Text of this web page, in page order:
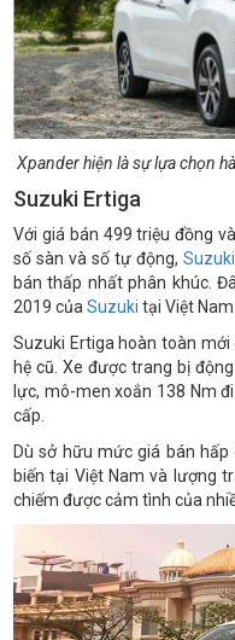
Xpander hiện là sự lựa chọn
Suzuki Ertiga
Với giá bán 499 triệu đồng
số sàn và số tự động,
bán thấp nhất phân khúc.
2019 của Suzuki tại Việt Nam.
Suzuki Ertiga hoàn toàn
hệ cũ. Xe được trang bị
lực, mô-men xoắn 138 Nm
cấp.
Dù sở hữu mức giá bán
biến tại Việt Nam và lượng
chiếm được cảm tình của